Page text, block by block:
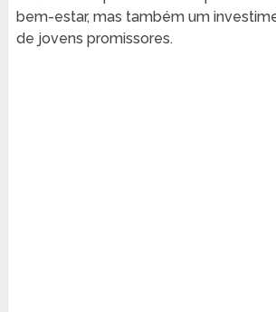
bem-estar, mas também um
de jovens promissores.